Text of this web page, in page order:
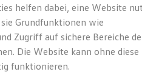
Leasing
Leasingund
helfen dabei, eine Website
Grundfunktionen wie
Zugriff auf sichere Bereiche
Die Website kann ohne diese
funktionieren.